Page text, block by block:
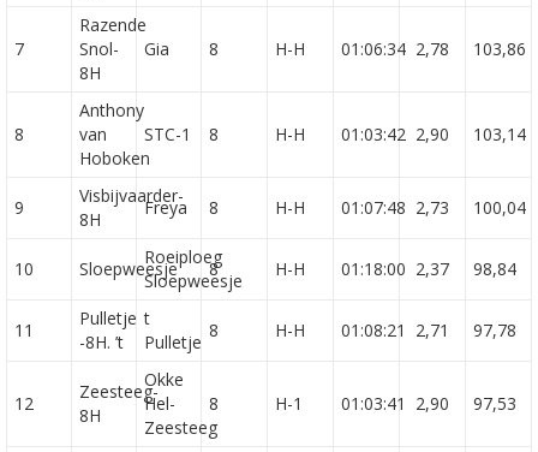
7
Razende
Snol-
8H
Gia 8 H-H 01:06:34 2,78 103,86
8
Anthony
van
Hoboken
STC-1 8 H-H 01:03:42 2,90 103,14
9
Visbijvaarder-
8H
Freya 8 H-H 01:07:48 2,73 100,04
10 Sloepweesje
Roeiploeg
Sloepweesje
8 H-H 01:18:00 2,37 98,84
11
Pulletje
-8H. ’t
t
Pulletje
8 H-H 01:08:21 2,71 97,78
12
Zeesteeg-
8H
Okke
Hel-
Zeesteeg
8 H-1 01:03:41 2,90 97,53